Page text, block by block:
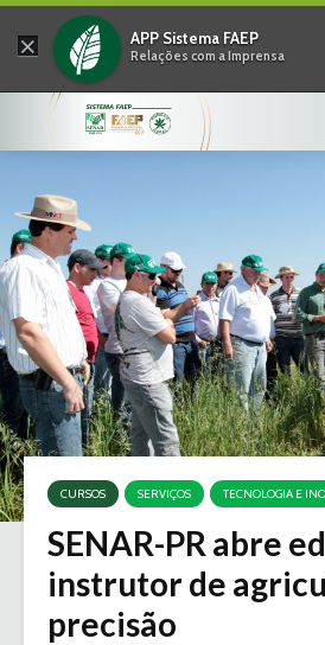
× APP Sistema FAEP
Relações com a Imprensa
CURSOS SERVIÇOS TECNOLOGIA E
SENAR-PR abre
instrutor de
precisão